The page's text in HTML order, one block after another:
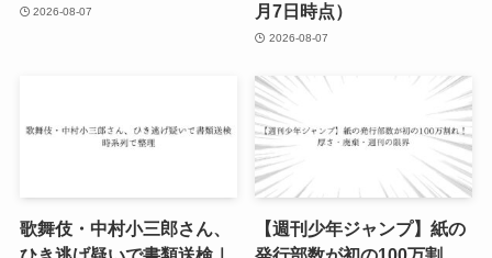
2026-08-07
月7日時点）
2026-08-07
歌舞伎・中村小三郎さん、
【週刊少年ジャンプ】紙の